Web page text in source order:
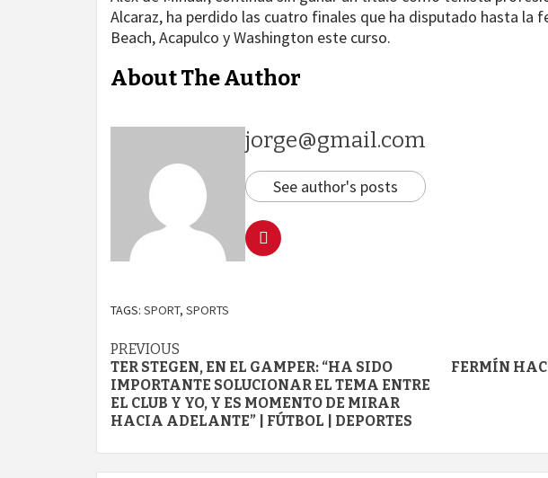
Alcaraz, ha perdido las cuatro finales que ha disputado hasta la
Beach, Acapulco y Washington este curso.
About The Author
jorge@gmail.com
See author's posts
TAGS: SPORT, SPORTS
Continue
Reading
PREVIOUS
TER STEGEN, EN EL GAMPER: “HA SIDO
IMPORTANTE SOLUCIONAR EL TEMA ENTRE
EL CLUB Y YO, Y ES MOMENTO DE MIRAR
HACIA ADELANTE” | FÚTBOL | DEPORTES
FERMÍN